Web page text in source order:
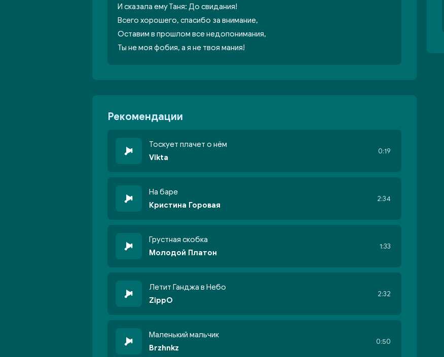
И сказала ему Таня: До свидания!
Всего хорошего, спасибо за внимание,
Оставим в прошлом все недопонимания,
Ты не моя фобия, а я не твоя мания!
Рекомендации
Тоскует плачет о нём
Vikta
0:19
На баре
Кристина Горовая
2:34
Грустная скобка
Молодой Платон
1:33
Летит Ганджа в Небо
ZippO
2:32
Маленький мальчик
Brzhnkz
0:50